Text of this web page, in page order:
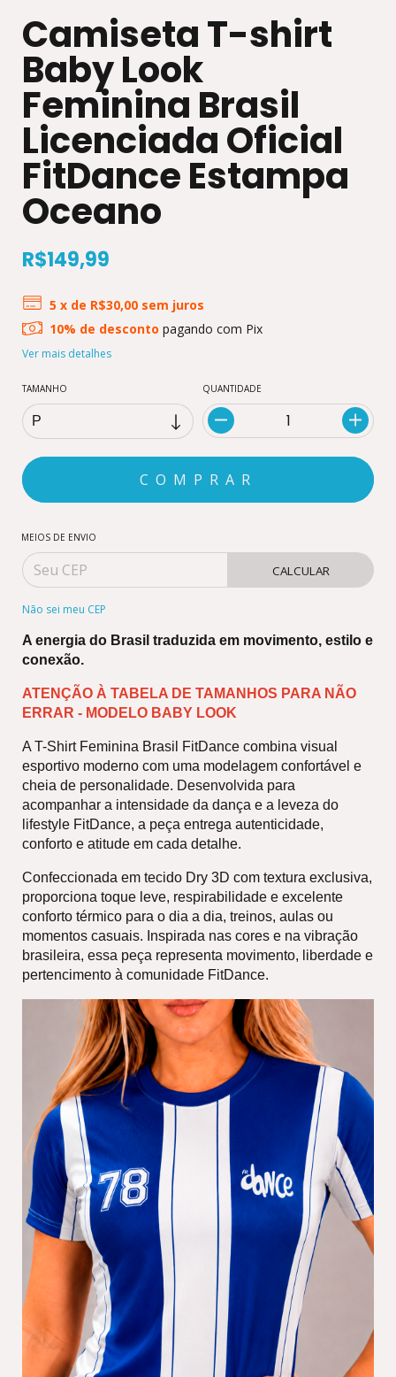
Camiseta T-shirt
Baby Look
Feminina Brasil
Licenciada Oficial
FitDance Estampa
Oceano
R$149,99
5 x de R$30,00 sem juros
10% de desconto pagando com Pix
Ver mais detalhes
TAMANHO QUANTIDADE
MEIOS DE ENVIO
CALCULAR
Não sei meu CEP
A energia do Brasil traduzida em movimento, estilo e
conexão.
ATENÇÃO À TABELA DE TAMANHOS PARA NÃO
ERRAR - MODELO BABY LOOK
A T-Shirt Feminina Brasil FitDance combina visual
esportivo moderno com uma modelagem confortável e
cheia de personalidade. Desenvolvida para
acompanhar a intensidade da dança e a leveza do
lifestyle FitDance, a peça entrega autenticidade,
conforto e atitude em cada detalhe.
Confeccionada em tecido Dry 3D com textura exclusiva,
proporciona toque leve, respirabilidade e excelente
conforto térmico para o dia a dia, treinos, aulas ou
momentos casuais. Inspirada nas cores e na vibração
brasileira, essa peça representa movimento, liberdade e
pertencimento à comunidade FitDance.